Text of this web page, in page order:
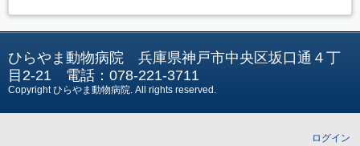
ひらやま動物病院 兵庫県神戸市中央区坂口通４丁
目2-21 電話：078-221-3711
Copyright ひらやま動物病院 . All rights reserved.
ログイン